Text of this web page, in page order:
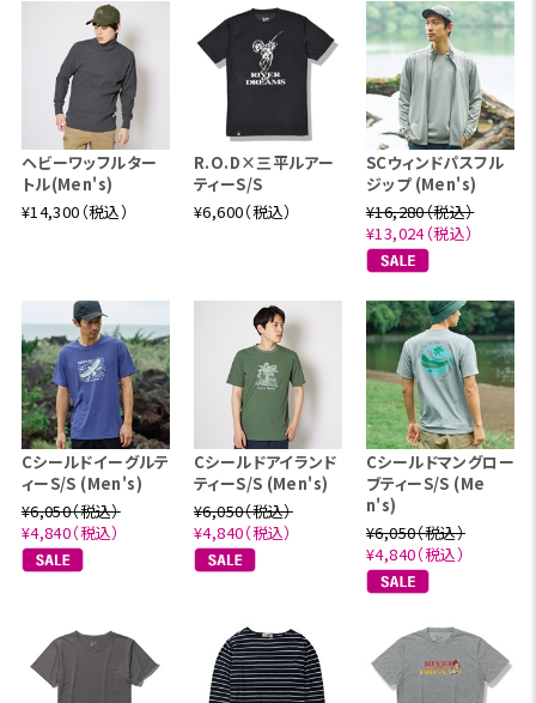
ヘビーワッフルター
トル(Men's)
¥14,300（税込）
R.O.D×三平ルアー
ティーS/S
¥6,600（税込）
SCウィンドパスフル
ジップ (Men's)
¥16,280（税込）
¥13,024（税込）
Cシールドイーグルテ
ィーS/S (Men's)
¥6,050（税込）
¥4,840（税込）
Cシールドアイランド
ティーS/S (Men's)
¥6,050（税込）
¥4,840（税込）
Cシールドマングロー
ブティーS/S (Me
n's)
¥6,050（税込）
¥4,840（税込）